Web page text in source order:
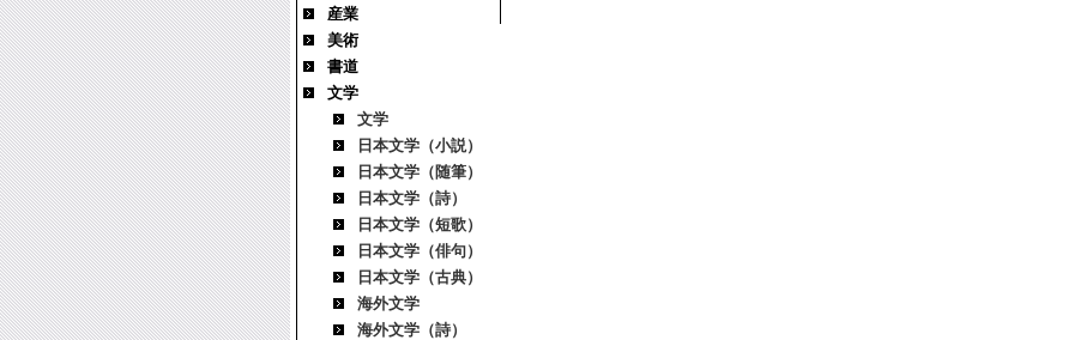
産業
美術
書道
文学
文学
日本文学（小説）
日本文学（随筆）
日本文学（詩）
日本文学（短歌）
日本文学（俳句）
日本文学（古典）
海外文学
海外文学（詩）